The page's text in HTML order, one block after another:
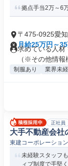
拠点手当2万～6
〒475-0925愛
月給25万円～
求めている人
（※その他情報
制服あり 業界未
正社員
大手不動産会社
東建コーポレーショ
未経験スタッフ
ィブ制度で手堅